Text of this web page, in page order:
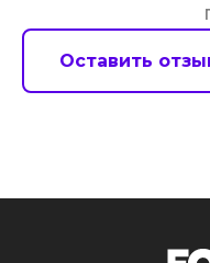
Оставить